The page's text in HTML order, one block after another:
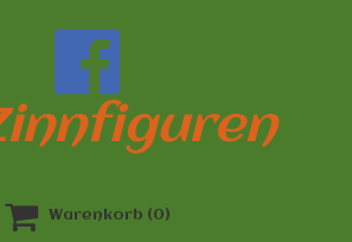

 Warenkorb (0)